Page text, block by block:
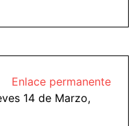
Enlace permanente
14 de Marzo,